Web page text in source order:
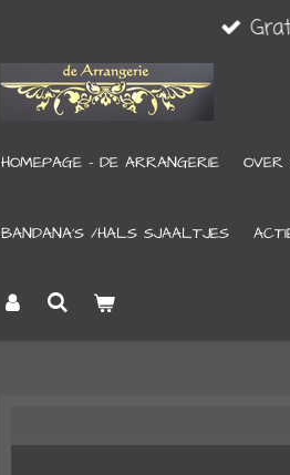
HOMEPAGE - DE ARRANGERIE OVER
BANDANA’S /HALS SJAALTJES